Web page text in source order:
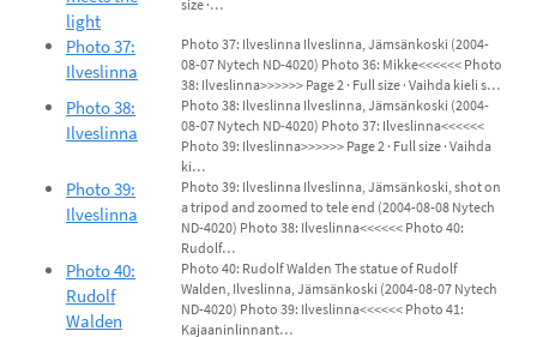
light
size ·…
Photo 37:
Ilveslinna
Photo 37: Ilveslinna Ilveslinna, Jämsänkoski (2004-
08-07 Nytech ND-4020) Photo 36: Mikke<<<<<< Photo
38: Ilveslinna>>>>>> Page 2 · Full size · Vaihda kieli s…
Photo 38:
Ilveslinna
Photo 38: Ilveslinna Ilveslinna, Jämsänkoski (2004-
08-07 Nytech ND-4020) Photo 37: Ilveslinna<<<<<<
Photo 39: Ilveslinna>>>>>> Page 2 · Full size · Vaihda
ki…
Photo 39:
Ilveslinna
Photo 39: Ilveslinna Ilveslinna, Jämsänkoski, shot on
a tripod and zoomed to tele end (2004-08-08 Nytech
ND-4020) Photo 38: Ilveslinna<<<<<< Photo 40:
Rudolf…
Photo 40:
Rudolf
Walden
Photo 40: Rudolf Walden The statue of Rudolf
Walden, Ilveslinna, Jämsänkoski (2004-08-07 Nytech
ND-4020) Photo 39: Ilveslinna<<<<<< Photo 41:
Kajaaninlinnant…